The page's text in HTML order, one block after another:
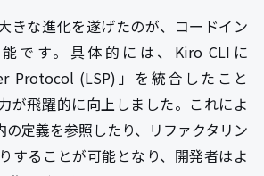
きな進化を遂げたのが、コードイン
です。具体的には、Kiro CLIに
Protocol (LSP)」を統合したこと
が飛躍的に向上しました。これによ
の定義を参照したり、リファクタリン
することが可能となり、開発者はよ